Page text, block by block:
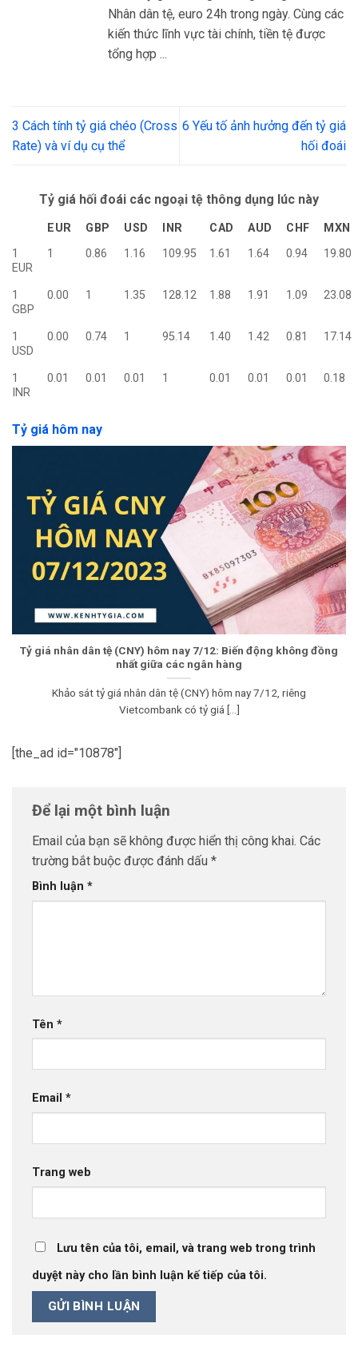
Nhân dân tệ, euro 24h trong ngày. Cùng các
kiến thức lĩnh vực tài chính, tiền tệ được
tổng hợp ...
3 Cách tính tỷ giá chéo (Cross
Rate) và ví dụ cụ thể
6 Yếu tố ảnh hưởng đến tỷ giá
hối đoái
Tỷ giá hối đoái các ngoại tệ thông dụng lúc này
EUR GBP USD INR CAD AUD CHF
MXN
1
EUR
1 0.86 1.16 109.95 1.61 1.64 0.94 19.80
1
GBP
0.00 1 1.35 128.12 1.88 1.91 1.09 23.08
1
USD
0.00 0.74 1 95.14 1.40 1.42 0.81 17.14
1
INR
0.01 0.01 0.01 1 0.01 0.01 0.01 0.18
Tỷ giá hôm nay
Tỷ giá nhân dân tệ (CNY) hôm nay 7/12: Biến động không đồng
nhất giữa các ngân hàng
Khảo sát tỷ giá nhân dân tệ (CNY) hôm nay 7/12, riêng
Vietcombank có tỷ giá [...]
[the_ad id="10878"]
Để lại một bình luận
Email của bạn sẽ không được hiển thị công khai. Các
trường bắt buộc được đánh dấu *
Bình luận *
Tên *
Email *
Trang web
Lưu tên của tôi, email, và trang web trong trình
duyệt này cho lần bình luận kế tiếp của tôi.